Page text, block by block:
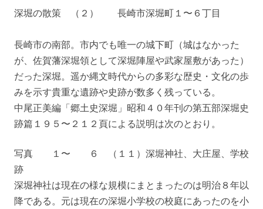
深堀の散策 （２） 長崎市深堀町１〜６丁目
長崎市の南部。市内でも唯一の城下町（城はなかった
が、佐賀藩深堀領として深堀陣屋や武家屋敷があった）
だった深堀。遥か縄文時代からの多彩な歴史・文化の歩
みを示す貴重な遺跡や史跡が数多く残っている。
中尾正美編「郷土史深堀」昭和４０年刊の第五部深堀史
跡篇１９５〜２１２頁による説明は次のとおり。
写真 １〜 ６ （１１）深堀神社、大庄屋、学校
跡
深堀神社は現在の様な規模にまとまったのは明治８年以
降である。元は現在の深堀小学校の校庭にあったのを小